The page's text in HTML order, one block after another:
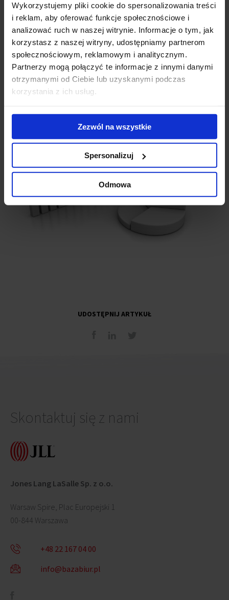
Wykorzystujemy pliki cookie do spersonalizowania treści
i reklam, aby oferować funkcje społecznościowe i
analizować ruch w naszej witrynie. Informacje o tym, jak
korzystasz z naszej witryny, udostępniamy partnerom
społecznościowym, reklamowym i analitycznym.
Partnerzy mogą połączyć te informacje z innymi danymi
otrzymanymi od Ciebie lub uzyskanymi podczas
korzystania z ich usług.
Zezwól na wszystkie
Spersonalizuj
Odmowa
Nowa nazwa odzwierciedla ogólnopolski zasięg Forum, w
przeciwieństwie do poprzedniej platformy wymiany danych
Warsaw Research Forum, które miało zasięg warszawski.
Jednocześnie zatwierdzono regulamin PORF celem
usankcjonowania zasad oraz wprowadzenia dyscypliny m.in.
względem terminów.
UDOSTĘPNIJ ARTYKUŁ
Skontaktuj się z nami
Jones Lang LaSalle Sp. z o.o.
Warsaw Spire, Plac Europejski 1
00-844 Warszawa
+48 22 167 04 00
info@bazabiur.pl